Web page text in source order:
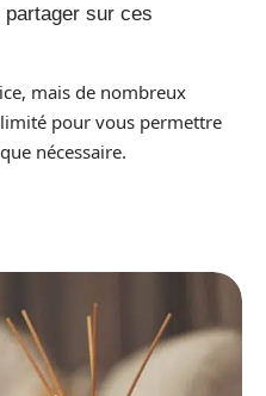
partager sur ces
mais de nombreux
pour vous permettre
nécessaire.